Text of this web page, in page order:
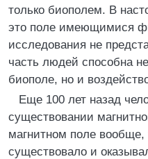
только биополем. В
это поле имеющимися
исследования не
часть людей способна
биополе, но и
Еще 100 лет назад
существовании
магнитном поле
существовало и